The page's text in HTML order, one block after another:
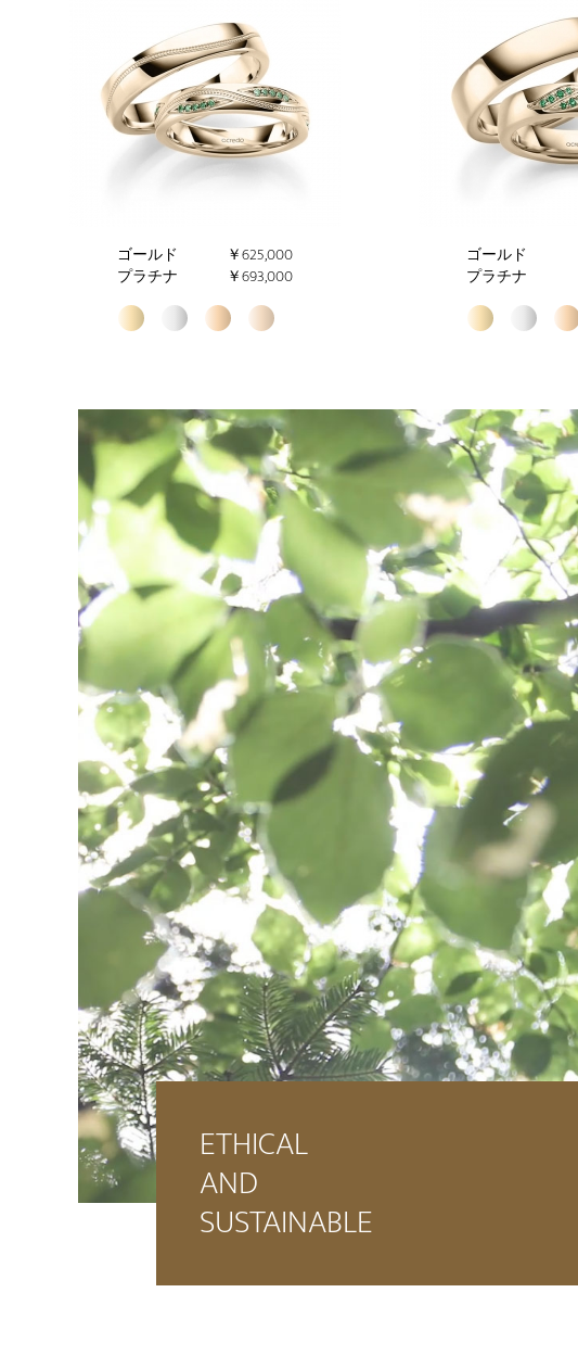
ゴールド
￥625,000
プラチナ
￥693,000
ゴールド
プラチナ
ETHICAL
AND
SUSTAINABLE